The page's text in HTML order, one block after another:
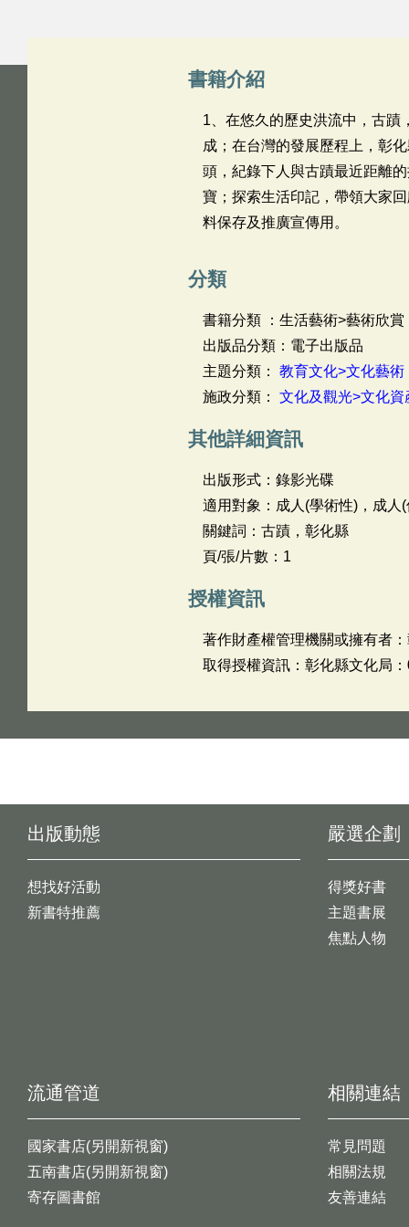
書籍介紹
1、在悠久的歷史洪流中，古蹟
成；在台灣的發展歷程上，彰
頭，紀錄下人與古蹟最近距離
寶；探索生活印記，帶領大家
料保存及推廣宣傳用。
分類
書籍分類 ：生活藝術>藝術欣
出版品分類：電子出版品
主題分類： 教育文化>文化藝術
施政分類： 文化及觀光>文化
其他詳細資訊
出版形式：錄影光碟
適用對象：成人(學術性)，成人
關鍵詞：古蹟，彰化縣
頁/張/片數：1
授權資訊
著作財產權管理機關或擁有者
取得授權資訊：彰化縣文化局
出版動態
想找好活動
新書特推薦
嚴選企劃
得獎好書
主題書展
焦點人物
流通管道
國家書店(另開新視窗)
五南書店(另開新視窗)
寄存圖書館
相關連結
常見問題
相關法規
友善連結